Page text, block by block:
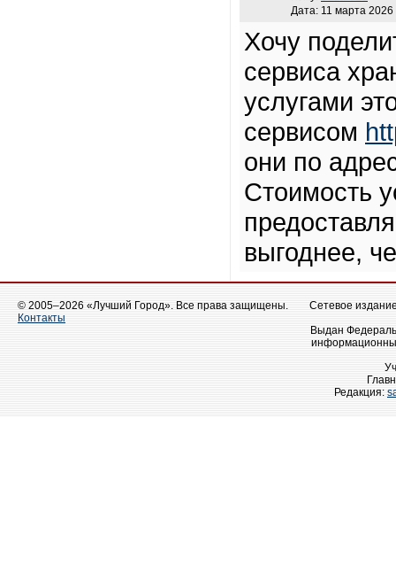
Дата: 11 марта 2026
Хочу
сервиса
услугами
сервисом
они по
Стоимость
выгоднее,
© 2005–2026 «Лучший Город». Все права защищены.
Контакты
Сетевое
Выдан
Редакция: